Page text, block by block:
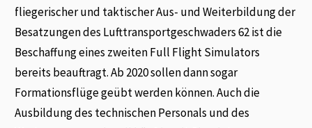
fliegerischer und taktischer Aus- und Weiterbildung der
Besatzungen des Lufttransportgeschwaders 62 ist die
Beschaffung eines zweiten Full Flight Simulators
bereits beauftragt. Ab 2020 sollen dann sogar
Formationsflüge geübt werden können. Auch die
Ausbildung des technischen Personals und des